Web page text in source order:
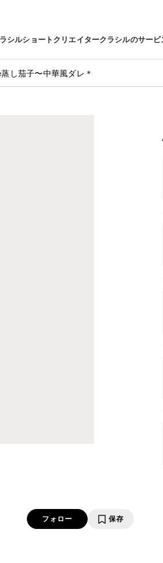
シルショートクリエイタークラシルのサービ
し茄子〜中華風ダレ＊
フォロー 保存